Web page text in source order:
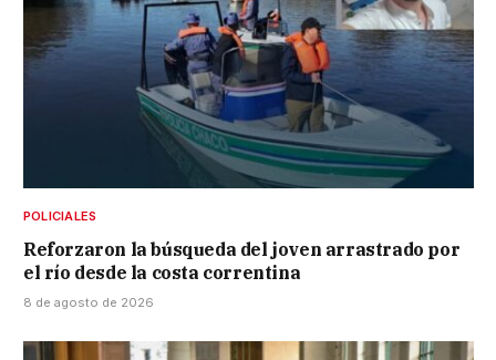
POLICIALES
Reforzaron la búsqueda del joven arrastrado por
el río desde la costa correntina
8 de agosto de 2026